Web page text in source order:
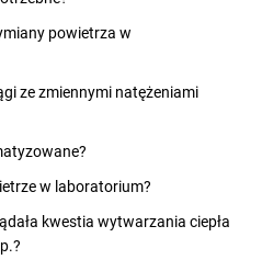
powietrza w
ze zmiennymi natężeniami
w laboratorium?
kwestia wytwarzania ciepła